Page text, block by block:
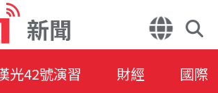
新聞
光42號演習 財經 國際